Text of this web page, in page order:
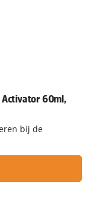
Activator 60ml,
bij de